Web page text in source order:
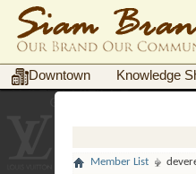
Downtown Knowledge
Member List